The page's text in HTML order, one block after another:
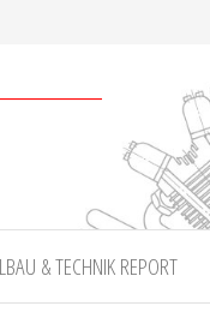
& TECHNIK REPORT